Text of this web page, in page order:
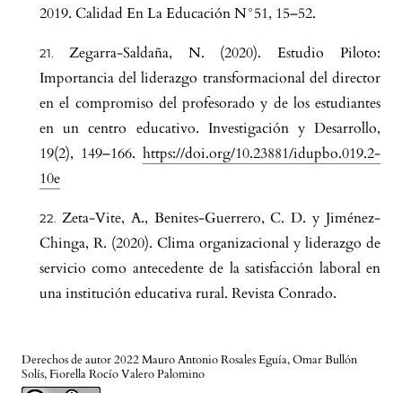
Derechos de autor 2022 Mauro Antonio Rosales Eguía, Omar Bullón
Solís, Fiorella Rocío Valero Palomino
2019. Calidad En La Educación N°51, 15–52.
Zegarra-Saldaña, N. (2020). Estudio Piloto:
Importancia del liderazgo transformacional del director
en el compromiso del profesorado y de los estudiantes
en un centro educativo. Investigación y Desarrollo,
19(2), 149–166. https://doi.org/10.23881/idupbo.019.2-
10e
Zeta-Vite, A., Benites-Guerrero, C. D. y Jiménez-
Chinga, R. (2020). Clima organizacional y liderazgo de
servicio como antecedente de la satisfacción laboral en
una institución educativa rural. Revista Conrado.